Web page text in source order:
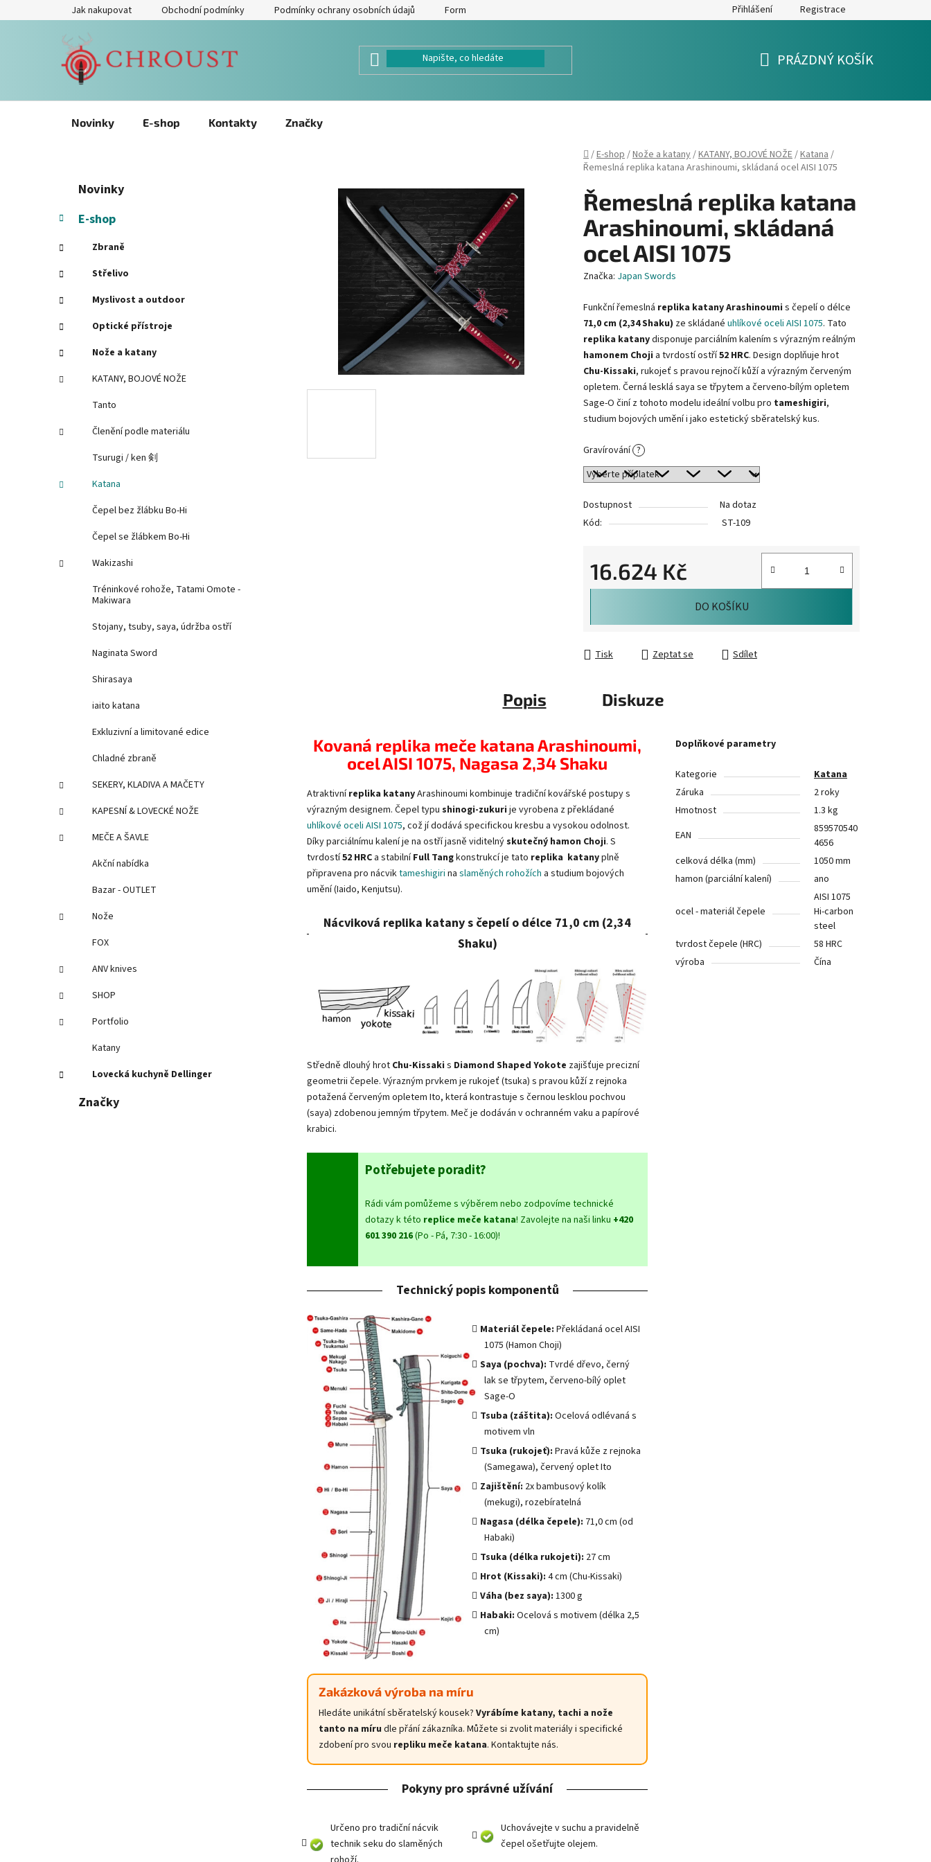
na
Jak nakupovat Obchodní podmínky Podmínky ochrany osobních údajů Formulář pro odstoupení od kupní smlouvy Formulář pro reklamaci a výměnu zboží Moje objednávka
Přihlášení Registrace
PRÁZDNÝ KOŠÍK
Novinky E-shop Kontakty Značky
Domů
/E-shop/Nože a katany/KATANY, BOJOVÉ NOŽE/Katana/
Řemeslná replika katana Arashinoumi, skládaná ocel AISI 1075
s
r
a
n
í
p
a
n
kategorie
t
e
g
r
e
Novinky
E-shop
Zbraně
Střelivo
Myslivost a outdoor
Optické přístroje
Nože a katany
KATANY, BOJOVÉ NOŽE
Tanto
Členění podle materiálu
Tsurugi / ken 剣
Katana
Čepel bez žlábku Bo-Hi
Čepel se žlábkem Bo-Hi
Wakizashi
Tréninkové rohože, Tatami Omote -
Makiwara
Stojany, tsuby, saya, údržba ostří
Naginata Sword
Shirasaya
iaito katana
Exkluzivní a limitované edice
Chladné zbraně
SEKERY, KLADIVA A MAČETY
KAPESNÍ & LOVECKÉ NOŽE
MEČE A ŠAVLE
Akční nabídka
Bazar - OUTLET
Nože
FOX
ANV knives
SHOP
Portfolio
Katany
Lovecká kuchyně Dellinger
Značky
Řemeslná replika katana
Arashinoumi, skládaná
ocel AISI 1075
Značka: Japan Swords
Funkční řemeslná replika katany Arashinoumi s čepelí o délce
71,0 cm (2,34 Shaku) ze skládané uhlíkové oceli AISI 1075. Tato
replika katanydisponuje parciálním kalením s výrazným reálným
hamonem Choji a tvrdostí ostří52 HRC. Design doplňuje hrot
Chu-Kissaki, rukojeť s pravou rejnočí kůží a výrazným červeným
opletem. Černá lesklá saya se třpytem a červeno-bílým opletem
Sage-O činí z tohoto modelu ideální volbu pro tameshigiri,
studium bojových umění i jako estetický sběratelský kus.
Gravírování ?
Dostupnost
Na dotaz
Kód:
ST-109
16.624 Kč
Měrná cena:
DO KOŠÍKU
Tisk Zeptat se Sdílet
Popis Diskuze
Kovaná replika meče katana Arashinoumi,
ocel AISI 1075, Nagasa 2,34 Shaku
Atraktivníreplika katanyArashinoumi kombinuje tradiční kovářské postupy s
výrazným designem. Čepel typu shinogi-zukuri je vyrobena z překládané
uhlíkové oceli AISI 1075, což jí dodává specifickou kresbu a vysokou odolnost.
Díky parciálnímu kalení je na ostří jasně viditelnýskutečný hamon Choji. S
tvrdostí52 HRC a stabilníFull Tangkonstrukcí je tato replika katanyplně
připravena pro nácviktameshigiri na slaměných rohožích a studium bojových
umění (Iaido, Kenjutsu).
Nácviková replika katany s čepelí o délce 71,0 cm (2,34
Shaku)
Středně dlouhý hrot Chu-Kissaki s Diamond Shaped Yokote zajišťuje precizní
geometrii čepele. Výrazným prvkem je rukojeť (tsuka) s pravou kůží z rejnoka
potažená červeným opletem Ito, která kontrastuje s černou lesklou pochvou
(saya) zdobenou jemným třpytem. Meč je dodáván v ochranném vaku a papírové
krabici.
Potřebujete poradit?
Rádi vám pomůžeme s výběrem nebo zodpovíme technické
dotazy k této replice meče katana! Zavolejte na naši linku +420
601 390 216(Po - Pá, 7:30 - 16:00)!
Technický popis komponentů
Materiál čepele: Překládaná ocel AISI
1075 (Hamon Choji)
Saya (pochva): Tvrdé dřevo, černý
lak se třpytem, červeno-bílý oplet
Sage-O
Tsuba (záštita): Ocelová odlévaná s
motivem vln
Tsuka (rukojeť): Pravá kůže z rejnoka
(Samegawa), červený oplet Ito
Zajištění: 2x bambusový kolík
(mekugi), rozebíratelná
Nagasa (délka čepele): 71,0 cm (od
Habaki)
Tsuka (délka rukojeti): 27 cm
Hrot (Kissaki): 4 cm (Chu-Kissaki)
Váha (bez saya): 1300 g
Habaki: Ocelová s motivem (délka 2,5
cm)
Zakázková výroba na míru
Hledáte unikátní sběratelský kousek? Vyrábíme katany, tachi a nože
tanto na míru dle přání zákazníka. Můžete si zvolit materiály i specifické
zdobení pro svou repliku meče katana. Kontaktujte nás.
Pokyny pro správné užívání
Určeno pro tradiční nácvik
technik seku do slaměných
Uchovávejte v suchu a pravidelně
čepel ošetřujte olejem.
Doplňkové parametry
Kategorie
Katana
Záruka
2 roky
Hmotnost
1.3 kg
EAN
859570540
4656
celková délka (mm)
1050 mm
hamon (parciální kalení)
ano
ocel - materiál čepele
AISI 1075
Hi-carbon
steel
tvrdost čepele (HRC)
58 HRC
výroba
Čína